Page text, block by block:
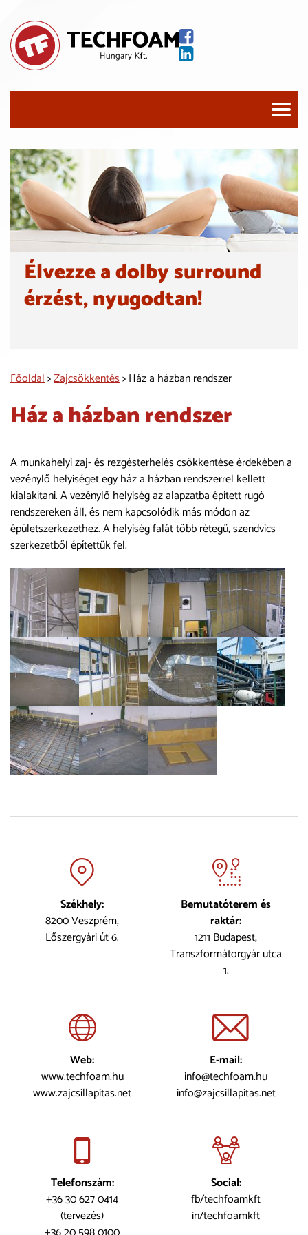
Élvezze a dolby surround
érzést, nyugodtan!
Főoldal>Zajcsökkentés> Ház a házban rendszer
Ház a házban rendszer
A munkahelyi zaj- és rezgésterhelés csökkentése érdekében a
vezénylő helyiséget egy ház a házban rendszerrel kellett
kialakítani. A vezénylő helyiség az alapzatba épített rugó
rendszereken áll, és nem kapcsolódik más módon az
épületszerkezethez. A helyiség falát több rétegű, szendvics
szerkezetből építettük fel.
Székhely:
8200 Veszprém,
Lőszergyári út 6.
Bemutatóterem és
raktár:
1211 Budapest,
Transzformátorgyár utca
1.
Web:
www.techfoam.hu
www.zajcsillapitas.net
E-mail:
info@techfoam.hu
info@zajcsillapitas.net
Telefonszám:
+36 30 627 0414
(tervezés)
Social:
fb/techfoamkft
in/techfoamkft